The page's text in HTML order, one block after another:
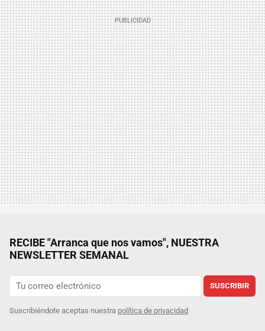
RECIBE "Arranca que nos vamos", NUESTRA
NEWSLETTER SEMANAL
SUSCRIBIR
Suscribiéndote aceptas nuestra política de privacidad